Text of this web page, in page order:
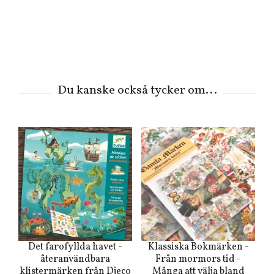
Det farofyllda havet -
återanvändbara
Klassiska Bokmärken -
Från mormors tid -